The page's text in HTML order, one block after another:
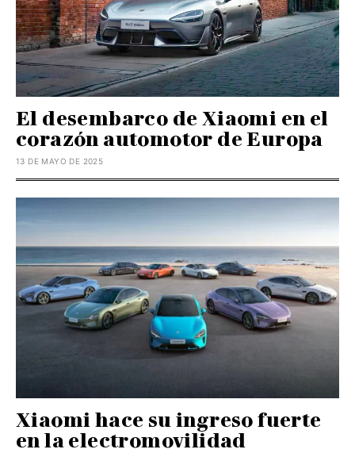
El desembarco de Xiaomi en el
corazón automotor de Europa
13 DE MAYO DE 2025
Xiaomi hace su ingreso fuerte
en la electromovilidad